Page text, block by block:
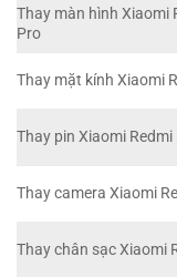
Thay màn hình Xiaomi
Pro
Thay mặt kính Xiaomi
Thay pin Xiaomi Redmi
Thay camera Xiaomi
Thay chân sạc Xiaomi